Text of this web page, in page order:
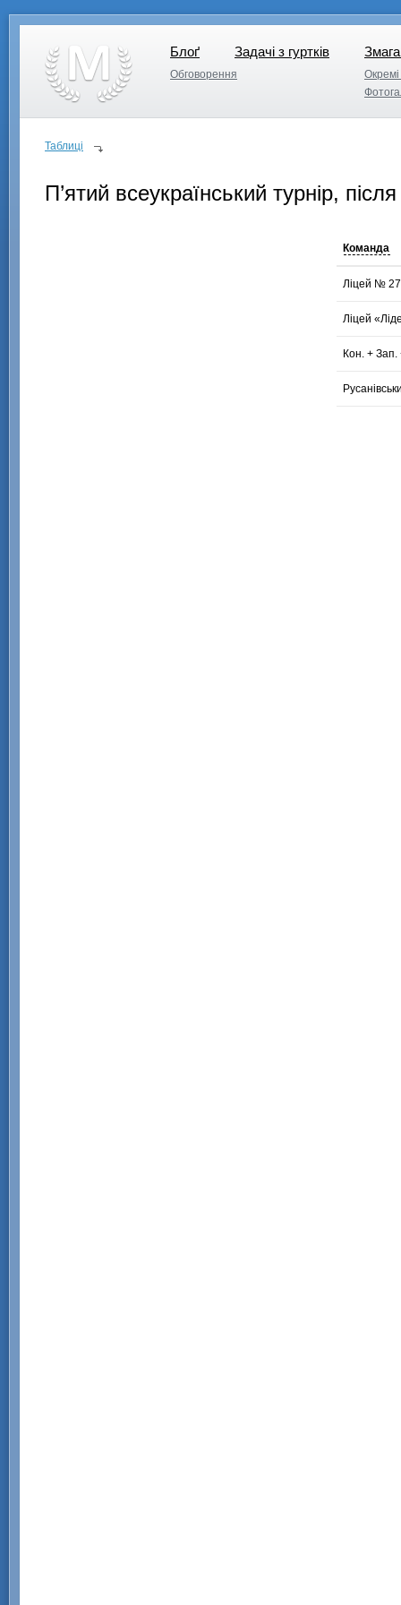
Блоґ
Блоґ
Обговорення
Обговорення
Задачі з гуртків
Задачі з гуртків
Окремі
Окремі
Таблиці
П’ятий всеукраїнський турнір,
Команда
Ліцей № 27
Ліцей
Кон. +Зап.